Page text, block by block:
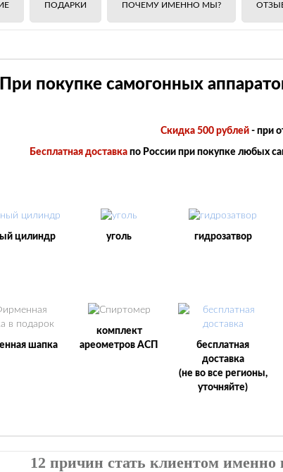
ПОДАРКИ ПОЧЕМУ ИМЕННО МЫ?
При покупке самогонных
Скидка 500 рублей - при
Бесплатная доставкапо России при покупке любых
цилиндр уголь гидрозатвор
шапка
комплект
ареометров АСП
бесплатная
доставка
(не во все регионы,
уточняйте)
12 причин стать клиентом